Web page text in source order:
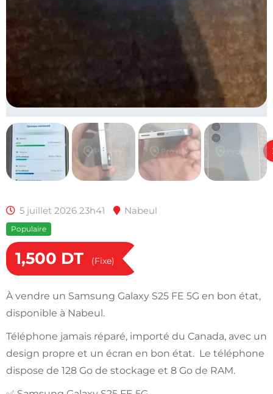
5 juillet 2026 23h41 Nabeul
Populaire
1,500 DT (Fixe)
À vendre un Samsung Galaxy S25 FE 5G en bon état,
disponible à Nabeul.
Téléphone jamais réparé, importé du Canada, avec un
design propre et un écran en bon état. Le téléphone
dispose de 128 Go de stockage et 8 Go de RAM.